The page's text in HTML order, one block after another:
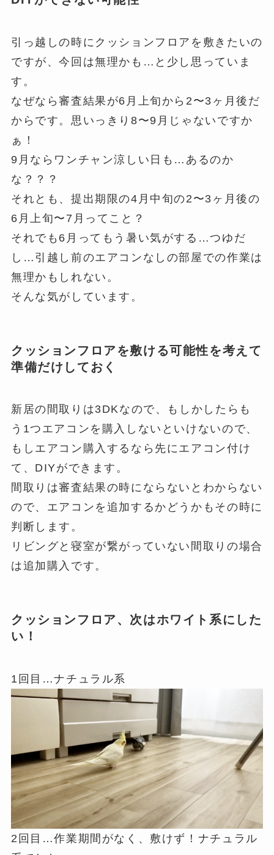
引っ越しの時にクッションフロアを敷きたいの
ですが、今回は無理かも…と少し思っていま
す。
なぜなら審査結果が6月上旬から2〜3ヶ月後だ
からです。思いっきり8〜9月じゃないですか
ぁ！
9月ならワンチャン涼しい日も…あるのか
な？？？
それとも、提出期限の4月中旬の2〜3ヶ月後の
6月上旬〜7月ってこと？
それでも6月ってもう暑い気がする…つゆだ
し…引越し前のエアコンなしの部屋での作業は
無理かもしれない。
そんな気がしています。
クッションフロアを敷ける可能性を考えて
準備だけしておく
新居の間取りは3DKなので、もしかしたらも
う1つエアコンを購入しないといけないので、
もしエアコン購入するなら先にエアコン付け
て、DIYができます。
間取りは審査結果の時にならないとわからない
ので、エアコンを追加するかどうかもその時に
判断します。
リビングと寝室が繋がっていない間取りの場合
は追加購入です。
クッションフロア、次はホワイト系にした
い！
1回目…ナチュラル系
2回目…作業期間がなく、敷けず！ナチュラル